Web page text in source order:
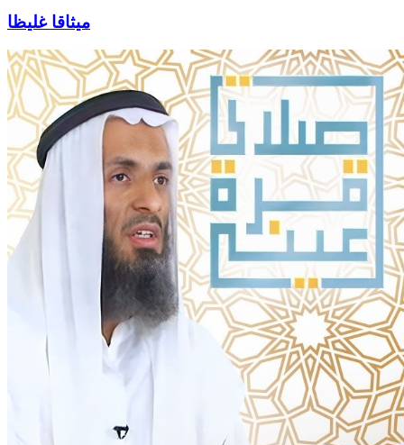
ميثاقا غليظا